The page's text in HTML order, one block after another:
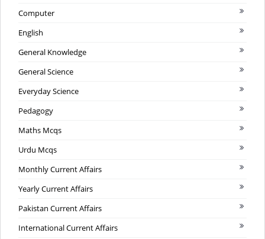
Computer
English
General Knowledge
General Science
Everyday Science
Pedagogy
Maths Mcqs
Urdu Mcqs
Monthly Current Affairs
Yearly Current Affairs
Pakistan Current Affairs
International Current Affairs